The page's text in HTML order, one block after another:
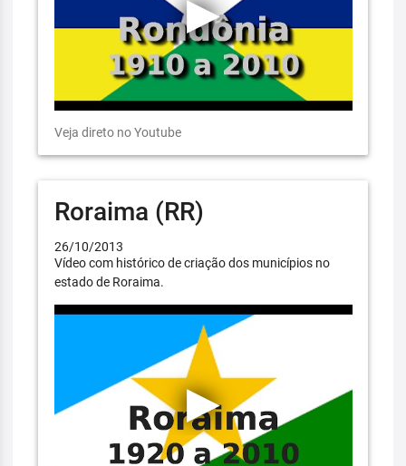
Veja direto no Youtube
Roraima (RR)
26/10/2013
Vídeo com histórico de criação dos municípios no
estado de Roraima.